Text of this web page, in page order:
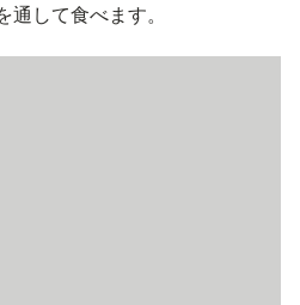
して食べます。